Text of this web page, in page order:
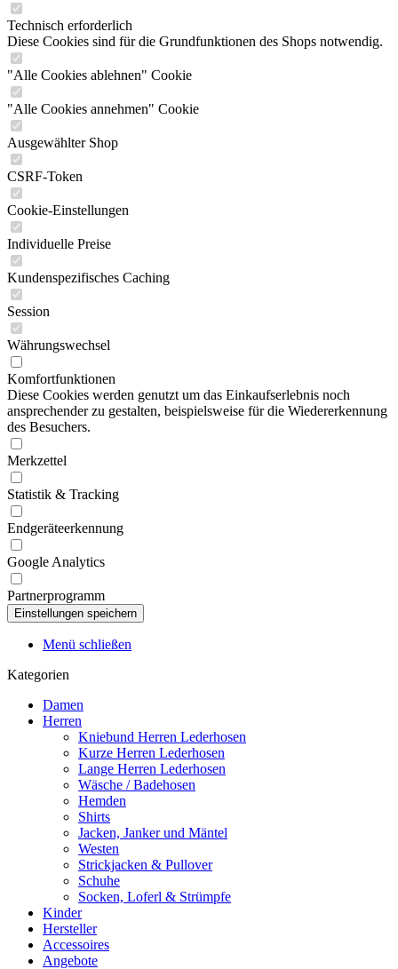
Technisch erforderlich
Diese Cookies sind für die Grundfunktionen des Shops notwendig.
"Alle Cookies ablehnen" Cookie
"Alle Cookies annehmen" Cookie
Ausgewählter Shop
CSRF-Token
Cookie-Einstellungen
Individuelle Preise
Kundenspezifisches Caching
Session
Währungswechsel
Komfortfunktionen
Diese Cookies werden genutzt um das Einkaufserlebnis noch
ansprechender zu gestalten, beispielsweise für die Wiedererkennung
des Besuchers.
Merkzettel
Statistik & Tracking
Endgeräteerkennung
Google Analytics
Partnerprogramm
Menü schließen
Kategorien
Damen
Herren
Kniebund Herren Lederhosen
Kurze Herren Lederhosen
Lange Herren Lederhosen
Wäsche / Badehosen
Hemden
Shirts
Jacken, Janker und Mäntel
Westen
Strickjacken & Pullover
Schuhe
Socken, Loferl & Strümpfe
Kinder
Hersteller
Accessoires
Angebote